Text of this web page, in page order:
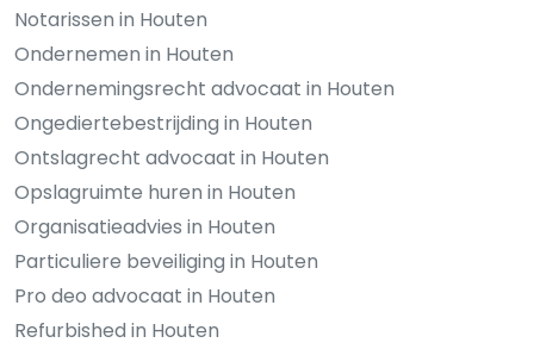
Notarissen in Houten
Ondernemen in Houten
Ondernemingsrecht advocaat in Houten
Ongediertebestrijding in Houten
Ontslagrecht advocaat in Houten
Opslagruimte huren in Houten
Organisatieadvies in Houten
Particuliere beveiliging in Houten
Pro deo advocaat in Houten
Refurbished in Houten